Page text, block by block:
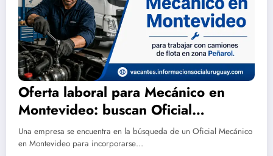
Oferta laboral para Mecánico en
Montevideo: buscan Oficial
Mecánico para camiones en zona
Peñarol
Una empresa se encuentra en la búsqueda de un Oficial Mecánico
en Montevideo para incorporarse…